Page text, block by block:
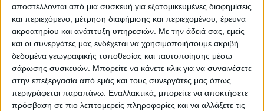
αποστέλλονται από μια συσκευή για εξατομικευμένες διαφημίσεις
και περιεχόμενο, μέτρηση διαφήμισης και περιεχομένου, έρευνα
ακροατηρίου και ανάπτυξη υπηρεσιών. Με την άδειά σας, εμείς
και οι συνεργάτες μας ενδέχεται να χρησιμοποιήσουμε ακριβή
δεδομένα γεωγραφικής τοποθεσίας και ταυτοποίησης μέσω
σάρωσης συσκευών. Μπορείτε να κάνετε κλικ για να συναινέσετε
στην επεξεργασία από εμάς και τους συνεργάτες μας όπως
περιγράφεται παραπάνω. Εναλλακτικά, μπορείτε να αποκτήσετε
πρόσβαση σε πιο λεπτομερείς πληροφορίες και να αλλάξετε τις